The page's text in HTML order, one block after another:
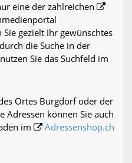
eine der zahlreichen
gezielt Ihr gewünschtes
die Suche in der
Sie das Suchfeld im
Ortes Burgdorf oder der
Adressen können Sie auch
im
Adressenshop.ch